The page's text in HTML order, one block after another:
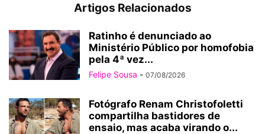
Artigos Relacionados
Ratinho é denunciado ao
Ministério Público por homofobia
pela 4ª vez...
Felipe Sousa - 07/08/2026
Fotógrafo Renam Christofoletti
compartilha bastidores de
ensaio, mas acaba virando o...